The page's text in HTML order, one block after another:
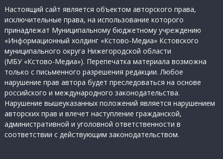
Настоящий сайт является объектом авторского права,
исключительные права, на использование которого
принадлежат Муниципальному бюджетному учреждению
«Информационный холдинг «Кстово-Медиа» Кстовского
муниципального округа Нижегородской области
(МБУ «Кстово-Медиа»). Перепечатка материала возможна
только с письменного разрешения редакции. Любое
нарушение прав автора будет преследоваться на основе
российского и международного законодательства.
Нарушение вышеуказанных положений является нарушением
авторских прав и влечет наступление гражданской,
административной и уголовной ответственности в
соответствии с действующим законодательством.